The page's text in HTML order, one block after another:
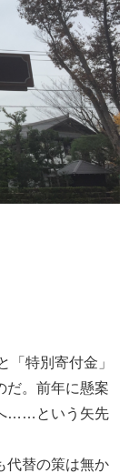
「特別寄付金」
だ。前年に懸案
……という矢先
代替の策は無か